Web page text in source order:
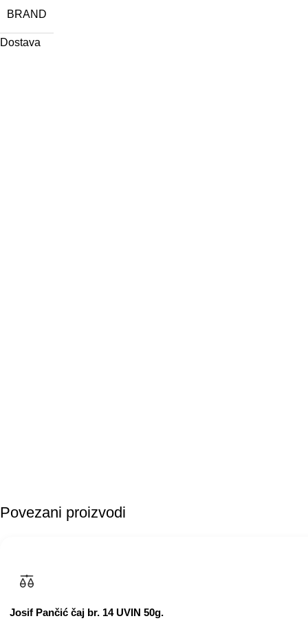
BRAND
Dostava
Povezani proizvodi
Josif Pančić čaj br. 14 UVIN 50g.